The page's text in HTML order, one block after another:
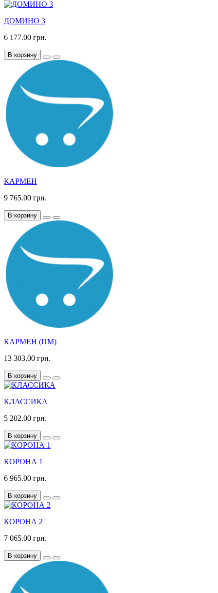
ДОМИНО 3
6 177.00 грн.
В корзину
КАРМЕН
9 765.00 грн.
В корзину
КАРМЕН (ПМ)
13 303.00 грн.
В корзину
КЛАССИКА
5 202.00 грн.
В корзину
КОРОНА 1
6 965.00 грн.
В корзину
КОРОНА 2
7 065.00 грн.
В корзину